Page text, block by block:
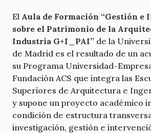
El Aula de Formación “Gestión e
sobre el Patrimonio de la
Industria G+I_PAI” de la
de Madrid es el resultado de un
su Programa Universidad-
Fundación ACS que integra las
Superiores de Arquitectura e
y supone un proyecto académico
condición de estructura
investigación, gestión e